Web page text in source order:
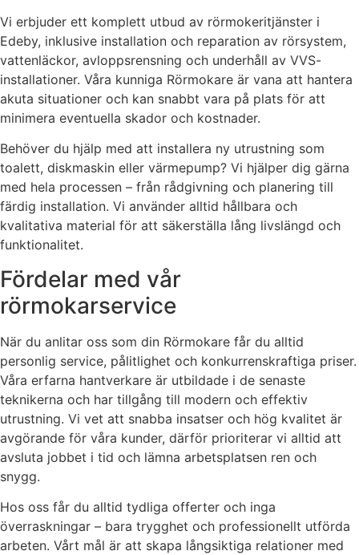
Vi erbjuder ett komplett utbud av rörmokeritjänster i
Edeby, inklusive installation och reparation av rörsystem,
vattenläckor, avloppsrensning och underhåll av VVS-
installationer. Våra kunniga Rörmokare är vana att hantera
akuta situationer och kan snabbt vara på plats för att
minimera eventuella skador och kostnader.
Behöver du hjälp med att installera ny utrustning som
toalett, diskmaskin eller värmepump? Vi hjälper dig gärna
med hela processen – från rådgivning och planering till
färdig installation. Vi använder alltid hållbara och
kvalitativa material för att säkerställa lång livslängd och
funktionalitet.
Fördelar med vår
rörmokarservice
När du anlitar oss som din Rörmokare får du alltid
personlig service, pålitlighet och konkurrenskraftiga priser.
Våra erfarna hantverkare är utbildade i de senaste
teknikerna och har tillgång till modern och effektiv
utrustning. Vi vet att snabba insatser och hög kvalitet är
avgörande för våra kunder, därför prioriterar vi alltid att
avsluta jobbet i tid och lämna arbetsplatsen ren och
snygg.
Hos oss får du alltid tydliga offerter och inga
överraskningar – bara trygghet och professionellt utförda
arbeten. Vårt mål är att skapa långsiktiga relationer med